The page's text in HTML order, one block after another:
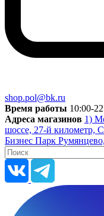
shop.pol@bk.ru
Время работы 10:00-
Адреса магазинов 1)
шоссе, 27-й километр,
Бизнес Парк